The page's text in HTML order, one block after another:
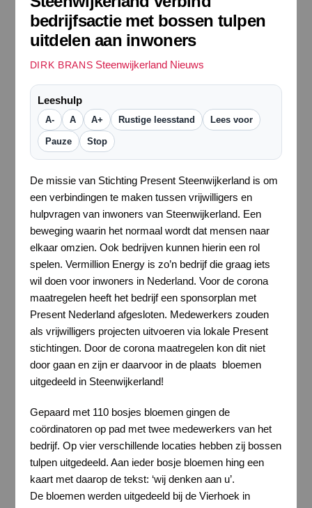
bedrijfsactie met bossen tulpen
uitdelen aan inwoners
DIRK BRANS Steenwijkerland Nieuws
Leeshulp
A- A A+ Rustige leesstand Lees voor
Pauze Stop
De missie van Stichting Present Steenwijkerland is om
een verbindingen te maken tussen vrijwilligers en
hulpvragen van inwoners van Steenwijkerland. Een
beweging waarin het normaal wordt dat mensen naar
elkaar omzien. Ook bedrijven kunnen hierin een rol
spelen. Vermillion Energy is zo’n bedrijf die graag iets
wil doen voor inwoners in Nederland. Voor de corona
maatregelen heeft het bedrijf een sponsorplan met
Present Nederland afgesloten. Medewerkers zouden
als vrijwilligers projecten uitvoeren via lokale Present
stichtingen. Door de corona maatregelen kon dit niet
door gaan en zijn er daarvoor in de plaats bloemen
uitgedeeld in Steenwijkerland!
Gepaard met 110 bosjes bloemen gingen de
coördinatoren op pad met twee medewerkers van het
bedrijf. Op vier verschillende locaties hebben zij bossen
tulpen uitgedeeld. Aan ieder bosje bloemen hing een
kaart met daarop de tekst: ‘wij denken aan u’.
De bloemen werden uitgedeeld bij de Vierhoek in